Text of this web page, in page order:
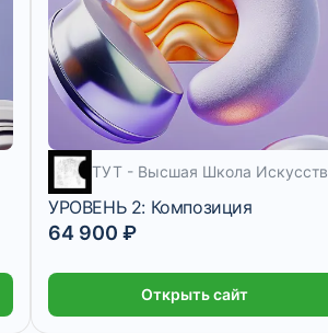
5 месяцевТУТ - Высшая Школа Искусств
УРОВЕНЬ 2: Композиция
64 900 ₽
Открыть сайт